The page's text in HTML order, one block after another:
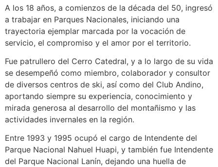
A los 18 años, a comienzos de la década del 50, ingresó
a trabajar en Parques Nacionales, iniciando una
trayectoria ejemplar marcada por la vocación de
servicio, el compromiso y el amor por el territorio.
Fue patrullero del Cerro Catedral, y a lo largo de su vida
se desempeñó como miembro, colaborador y consultor
de diversos centros de ski, así como del Club Andino,
aportando siempre su experiencia, conocimiento y
mirada generosa al desarrollo del montañismo y las
actividades invernales en la región.
Entre 1993 y 1995 ocupó el cargo de Intendente del
Parque Nacional Nahuel Huapi, y también fue Intendente
del Parque Nacional Lanín, dejando una huella de